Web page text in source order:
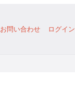
お問い合わせ ログイン